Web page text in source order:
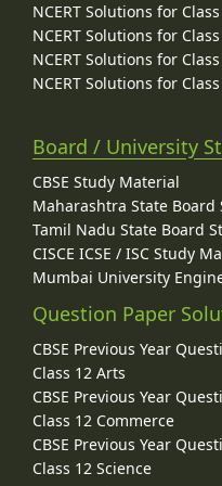
NCERT Solutions for
NCERT Solutions for
NCERT Solutions for
NCERT Solutions for
Board / University
CBSE Study Material
Maharashtra State Board
Tamil Nadu State Board
CISCE ICSE / ISC Study
Mumbai University
Question Paper
CBSE Previous Year
Class 12 Arts
CBSE Previous Year
Class 12 Commerce
CBSE Previous Year
Class 12 Science